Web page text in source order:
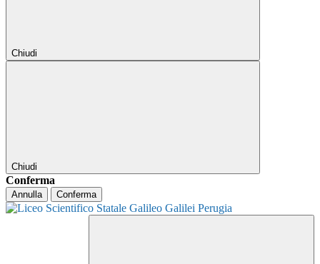
Chiudi
Chiudi
Conferma
Annulla Conferma